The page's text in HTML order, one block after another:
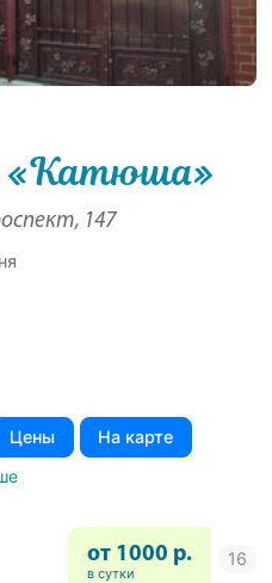
«Катюша»
147
Цены На карте
от 1000 р.
в сутки